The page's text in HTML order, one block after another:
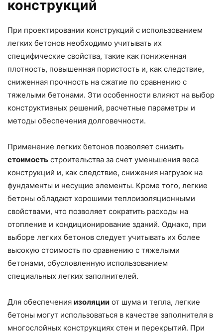
конструкций
При проектировании конструкций с использованием
легких бетонов необходимо учитывать их
специфические свойства, такие как пониженная
плотность, повышенная пористость и, как следствие,
сниженная прочность на сжатие по сравнению с
тяжелыми бетонами. Эти особенности влияют на выбор
конструктивных решений, расчетные параметры и
методы обеспечения долговечности.
Применение легких бетонов позволяет снизить
стоимость строительства за счет уменьшения веса
конструкций и, как следствие, снижения нагрузок на
фундаменты и несущие элементы. Кроме того, легкие
бетоны обладают хорошими теплоизоляционными
свойствами, что позволяет сократить расходы на
отопление и кондиционирование зданий. Однако, при
выборе легких бетонов следует учитывать их более
высокую стоимость по сравнению с тяжелыми
бетонами, обусловленную использованием
специальных легких заполнителей.
Для обеспечения изоляции от шума и тепла, легкие
бетоны могут использоваться в качестве заполнителя в
многослойных конструкциях стен и перекрытий. При